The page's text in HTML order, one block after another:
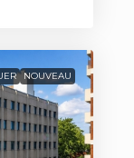
NOUVEAU